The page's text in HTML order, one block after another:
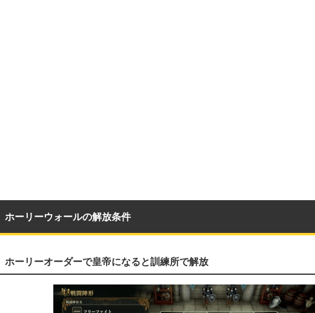
ホーリーウォールの解放条件
ホーリーオーダーで皇帝になると訓練所で解放